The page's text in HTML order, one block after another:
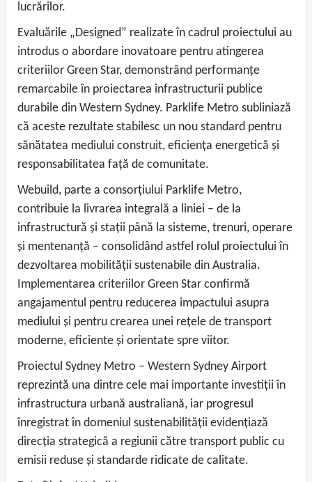
lucrărilor.
Evaluările „Designed” realizate în cadrul proiectului au
introdus o abordare inovatoare pentru atingerea
criteriilor Green Star, demonstrând performanțe
remarcabile în proiectarea infrastructurii publice
durabile din Western Sydney. Parklife Metro subliniază
că aceste rezultate stabilesc un nou standard pentru
sănătatea mediului construit, eficiența energetică și
responsabilitatea față de comunitate.
Webuild, parte a consorțiului Parklife Metro,
contribuie la livrarea integrală a liniei – de la
infrastructură și stații până la sisteme, trenuri, operare
și mentenanță – consolidând astfel rolul proiectului în
dezvoltarea mobilității sustenabile din Australia.
Implementarea criteriilor Green Star confirmă
angajamentul pentru reducerea impactului asupra
mediului și pentru crearea unei rețele de transport
moderne, eficiente și orientate spre viitor.
Proiectul Sydney Metro – Western Sydney Airport
reprezintă una dintre cele mai importante investiții în
infrastructura urbană australiană, iar progresul
înregistrat în domeniul sustenabilității evidențiază
direcția strategică a regiunii către transport public cu
emisii reduse și standarde ridicate de calitate.